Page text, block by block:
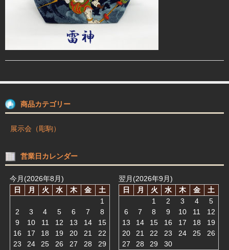
お問合せ
商品カテゴリー
展示会（彫駒）
営業日カレンダー
今月(2026年8月)
日
月 火 水 木 金
土
1
2
3 4 5 6 7
8
9
10 11 12 13 14
15
16
17 18 19 20 21
22
23
24 25 26 27 28
29
翌月(2026年9月)
日
月 火 水 木 金
土
1
2 3 4
5
6
7 8 9 10 11
12
13
14 15 16 17 18
19
20
21 22 23 24 25
26
27
28 29
30